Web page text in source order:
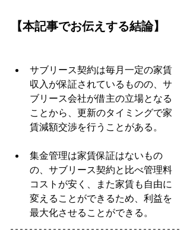
【本記事でお伝えする結論】
サブリース契約は毎月一定の家賃
収入が保証されているものの、サ
ブリース会社が借主の立場となる
ことから、更新のタイミングで家
賃減額交渉を行うことがある。
集金管理は家賃保証はないもの
の、サブリース契約と比べ管理料
コストが安く、また家賃も自由に
変えることができるため、利益を
最大化させることができる。